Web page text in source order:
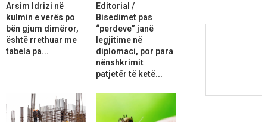
Arsim Idrizi në
kulmin e verës po
bën gjum dimëror,
është rrethuar me
tabela pa...
Editorial /
Bisedimet pas
“perdeve” janë
legjitime në
diplomaci, por para
nënshkrimit
patjetër të ketë...